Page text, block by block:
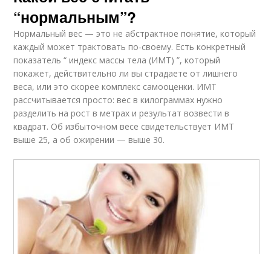
“нормальным”?
Нормальный вес — это не абстрактное понятие, который
каждый может трактовать по-своему. Есть конкретный
показатель “ индекс массы тела (ИМТ) ”, который
покажет, действительно ли вы страдаете от лишнего
веса, или это скорее комплекс самооценки. ИМТ
рассчитывается просто: вес в килограммах нужно
разделить на рост в метрах и результат возвести в
квадрат. Об избыточном весе свидетельствует ИМТ
выше 25, а об ожирении — выше 30.